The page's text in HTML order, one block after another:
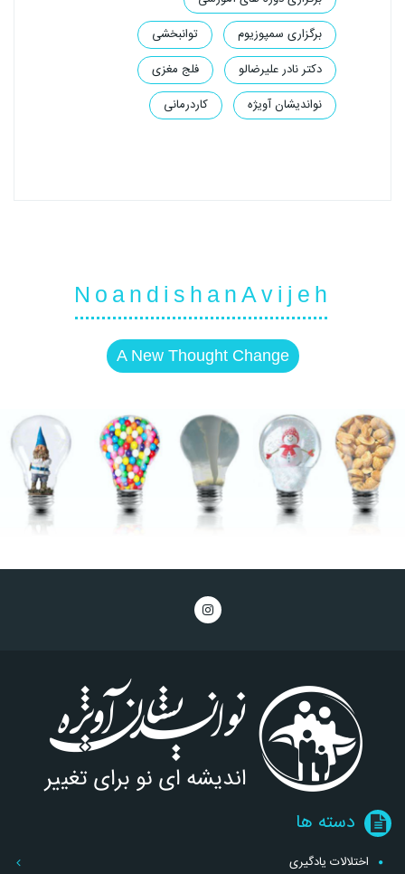
برگزاری سمپوزیوم‌
توانبخشی
دکتر نادر علیرضالو
فلج مغزی
نواندیشان آویژه
کاردرمانی
NoandishanAvijeh
A New Thought Change
دسته ها
اختلالات یادگیری